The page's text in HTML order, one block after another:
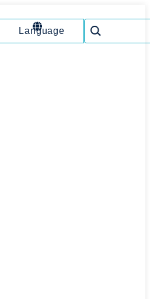
Language